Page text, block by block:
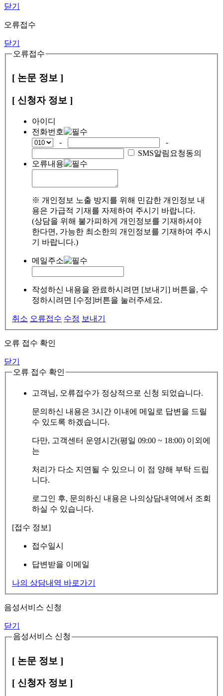
닫기
오류접수
닫기
오류접수
[ 논문 정보 ]
[ 신청자 정보 ]
아이디
전화번호
-
-
SMS알림요청동의
오류내용
※ 개인정보 노출 방지를 위해 민감한 개인정보 내
용은 가급적 기재를 자제하여 주시기 바랍니다.
(상담을 위해 불가피하게 개인정보를 기재하셔야
한다면, 가능한 최소한의 개인정보를 기재하여 주시
기 바랍니다.)
메일주소
작성하신 내용을 완료하시려면 [보내기] 버튼을, 수
정하시려면 [수정]버튼을 눌러주세요.
취소 오류접수 수정 보내기
오류 접수 확인
닫기
오류 접수 확인
고객님, 오류접수가 정상적으로 신청 되었습니다.
문의하신 내용은 3시간 이내에 메일로 답변을 드릴
수 있도록 하겠습니다.
다만, 고객센터 운영시간(평일 09:00 ~ 18:00) 이외에
는
처리가 다소 지연될 수 있으니 이 점 양해 부탁 드립
니다.
로그인 후, 문의하신 내용은 나의상담내역에서 조회
하실 수 있습니다.
[접수 정보]
접수일시
답변받을 이메일
나의 상담내역 바로가기
음성서비스 신청
닫기
음성서비스 신청
[ 논문 정보 ]
[ 신청자 정보 ]